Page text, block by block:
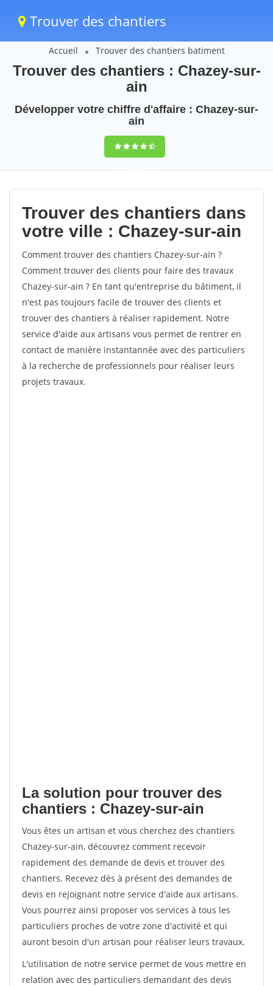
Trouver des chantiers
Accueil Trouver des chantiers batiment
Trouver des chantiers : Chazey-sur-
ain
Développer votre chiffre d'affaire : Chazey-sur-
ain
9,5(100%)44
votes
Trouver des chantiers dans
votre ville : Chazey-sur-ain
Comment trouver des chantiers Chazey-sur-ain ?
Comment trouver des clients pour faire des travaux
Chazey-sur-ain ? En tant qu'entreprise du bâtiment, il
n'est pas toujours facile de trouver des clients et
trouver des chantiers à réaliser rapidement. Notre
service d'aide aux artisans vous permet de rentrer en
contact de manière instantannée avec des particuliers
à la recherche de professionnels pour réaliser leurs
projets travaux.
La solution pour trouver des
chantiers : Chazey-sur-ain
Vous êtes un artisan et vous cherchez des chantiers
Chazey-sur-ain, découvrez comment recevoir
rapidement des demande de devis et trouver des
chantiers. Recevez dès à présent des demandes de
devis en rejoignant notre service d'aide aux artisans.
Vous pourrez ainsi proposer vos services à tous les
particuliers proches de votre zone d'activité et qui
auront besoin d'un artisan pour réaliser leurs travaux.
L'utilisation de notre service permet de vous mettre en
relation avec des particuliers demandant des devis